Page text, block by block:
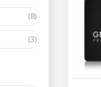
(8)
(3)